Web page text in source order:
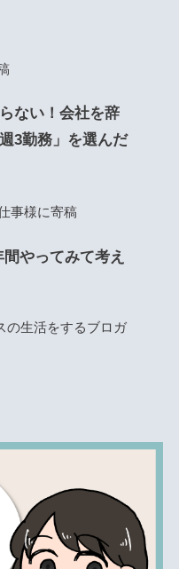
ない！会社を辞
3勤務」を選んだ
事様に寄稿
やってみて考え
の生活をするブロガ